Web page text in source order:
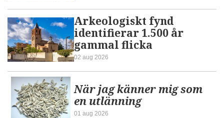
Arkeologiskt fynd
identifierar 1.500 år
gammal flicka
02 aug 2026
När jag känner mig som
en utlänning
01 aug 2026